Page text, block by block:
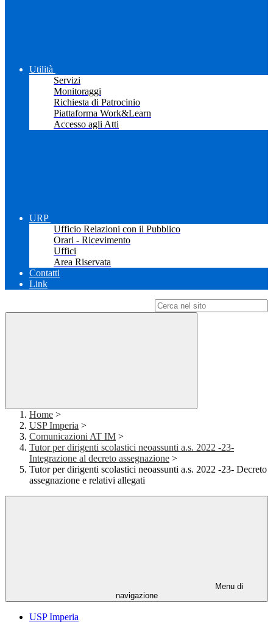
Utilità
Servizi
Monitoraggi
Richiesta di Patrocinio
Piattaforma Work&Learn
Accesso agli Atti
URP
Ufficio Relazioni con il Pubblico
Orari - Ricevimento
Uffici
Area Riservata
Contatti
Link
Home >
USP Imperia >
Comunicazioni AT IM >
Tutor per dirigenti scolastici neoassunti a.s. 2022 -23-
Integrazione al decreto assegnazione >
Tutor per dirigenti scolastici neoassunti a.s. 2022 -23- Decreto
assegnazione e relativi allegati
Menu di
navigazione
USP Imperia